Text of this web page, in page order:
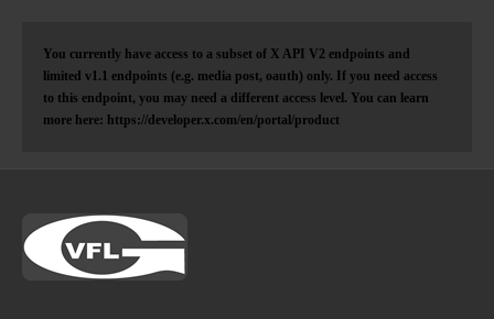
You currently have access to a subset of X API V2 endpoints and
limited v1.1 endpoints (e.g. media post, oauth) only. If you need access
to this endpoint, you may need a different access level. You can learn
more here: https://developer.x.com/en/portal/product